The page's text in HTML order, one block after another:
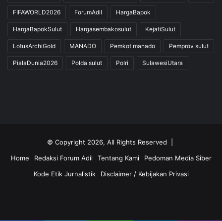
FIFAWORLD2026 ForumAdil HargaBapok
HargaBapokSulut Hargasembakosulut KejatiSulut
LotusArchiGold MANADO Pemkot manado Pemprov sulut
PialaDunia2026 Polda sulut Polri SulawesiUtara
© Copyright 2026, All Rights Reserved |
Home
Redaksi Forum Adil Tentang Kami
Pedoman Media Siber
Kode Etik Jurnalistik
Disclaimer / Kebijakan Privasi